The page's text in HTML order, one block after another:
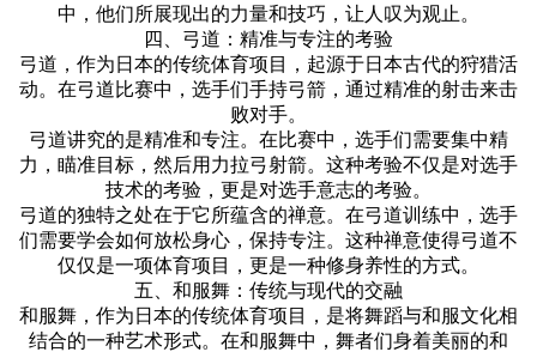
中，他们所展现出的力量和技巧，让人叹为观止。
四、弓道：精准与专注的考验
弓道，作为日本的传统体育项目，起源于日本古代的狩猎活
动。在弓道比赛中，选手们手持弓箭，通过精准的射击来击
败对手。
弓道讲究的是精准和专注。在比赛中，选手们需要集中精
力，瞄准目标，然后用力拉弓射箭。这种考验不仅是对选手
技术的考验，更是对选手意志的考验。
弓道的独特之处在于它所蕴含的禅意。在弓道训练中，选手
们需要学会如何放松身心，保持专注。这种禅意使得弓道不
仅仅是一项体育项目，更是一种修身养性的方式。
五、和服舞：传统与现代的交融
和服舞，作为日本的传统体育项目，是将舞蹈与和服文化相
结合的一种艺术形式。在和服舞中，舞者们身着美丽的和